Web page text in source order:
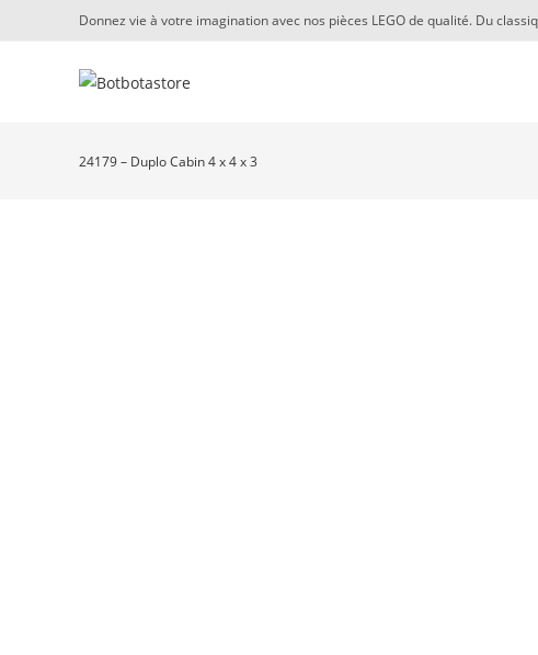
Donnez vie à votre imagination avec nos pièces LEGO de qualité. Du
24179 – Duplo Cabin 4 x 4 x 3